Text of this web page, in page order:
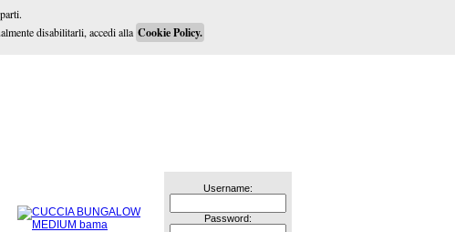
Username:
Password:
disabilitarli, accedi alla Cookie Policy.